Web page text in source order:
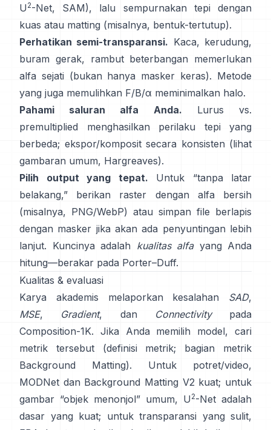
U2-Net, SAM), lalu sempurnakan tepi dengan
kuas atau matting (misalnya, bentuk-tertutup).
Perhatikan semi-transparansi. Kaca, kerudung,
buram gerak, rambut beterbangan memerlukan
alfa sejati (bukan hanya masker keras). Metode
yang juga memulihkan F/B/α meminimalkan halo.
Pahami saluran alfa Anda.
Lurus vs.
premultiplied menghasilkan perilaku tepi yang
berbeda; ekspor/komposit secara konsisten (lihat
gambaran umum, Hargreaves).
Pilih output yang tepat. Untuk “tanpa latar
belakang,” berikan raster dengan alfa bersih
(misalnya, PNG/WebP) atau simpan file berlapis
dengan masker jika akan ada penyuntingan lebih
lanjut. Kuncinya adalah kualitas alfayang Anda
hitung—berakar pada Porter–Duff.
Kualitas & evaluasi
Karya akademis melaporkan kesalahan SAD,
MSE, Gradient, dan Connectivitypada
Composition-1K. Jika Anda memilih model, cari
metrik tersebut
(definisi metrik;
bagian metrik
Background Matting). Untuk potret/video,
MODNet dan Background Matting V2 kuat; untuk
gambar “objek menonjol” umum, U 2-Net adalah
dasar yang kuat; untuk transparansi yang sulit,